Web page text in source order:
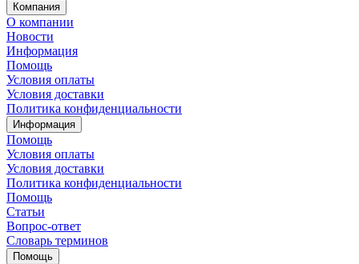
Компания
О компании
Новости
Информация
Помощь
Условия оплаты
Условия доставки
Политика конфиденциальности
Информация
Помощь
Условия оплаты
Условия доставки
Политика конфиденциальности
Помощь
Статьи
Вопрос-ответ
Словарь терминов
Помощь